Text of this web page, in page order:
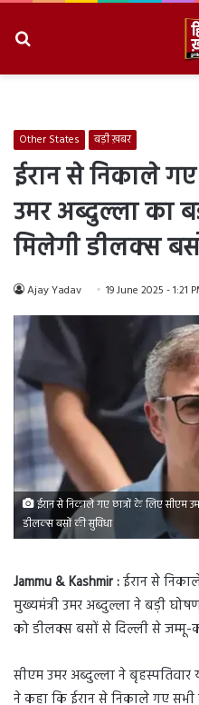
Other States बड़ी ख़बर
ईरान से निकाले
उमर अब्दुल्ला का
मिलेगी डीलक्स
Ajay Yadav 19 June 2025 - 1:21
ईरान से निकाले गए छात्रों के लिए सीएम
डीलक्स बसों की सुविधा
Jammu & Kashmir :ईरान से
मुख्यमंत्री उमर अब्दुल्ला ने बड़ी
को डीलक्स बसों से दिल्ली से जम्मू-
सीएम उमर अब्दुल्ला ने
ने कहा कि ईरान से निकाले गए